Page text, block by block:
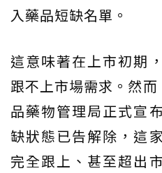
入藥品短缺名單。
這意味著在上市初期
跟不上市場需求。然
品藥物管理局正式宣布
缺狀態已告解除，這
完全跟上、甚至超出